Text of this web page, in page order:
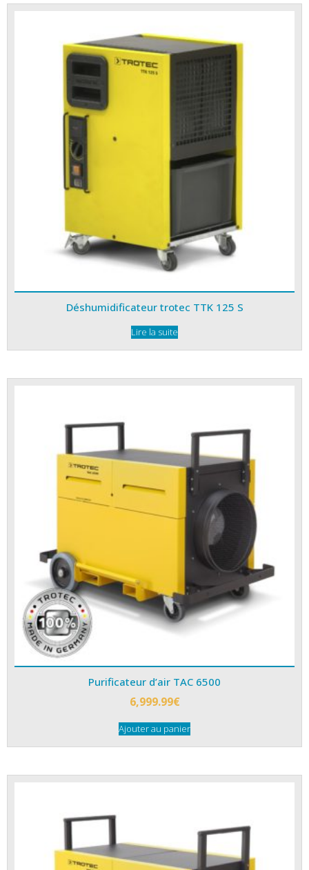
Déshumidificateur trotec TTK 125 S
Lire la suite
Purificateur d’air TAC 6500
6,999.99€
Ajouter au panier